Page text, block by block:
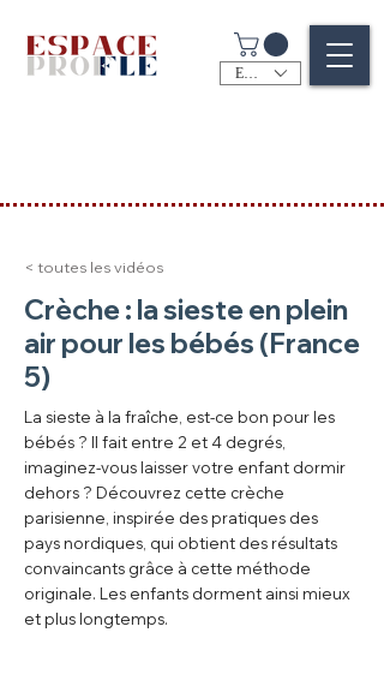
EUR (€)
< toutes les vidéos
Crèche : la sieste en plein
air pour les bébés (France
5)
La sieste à la fraîche, est-ce bon pour les
bébés ? Il fait entre 2 et 4 degrés,
imaginez-vous laisser votre enfant dormir
dehors ? Découvrez cette crèche
parisienne, inspirée des pratiques des
pays nordiques, qui obtient des résultats
convaincants grâce à cette méthode
originale. Les enfants dorment ainsi mieux
et plus longtemps.